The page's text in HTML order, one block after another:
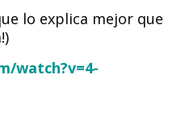
lo explica mejor que
watch?v=4-